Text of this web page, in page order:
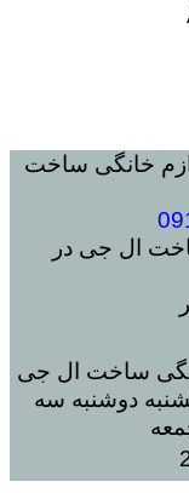
خانگی ساخت
ال جی در
ساخت ال جی
دوشنبه سه